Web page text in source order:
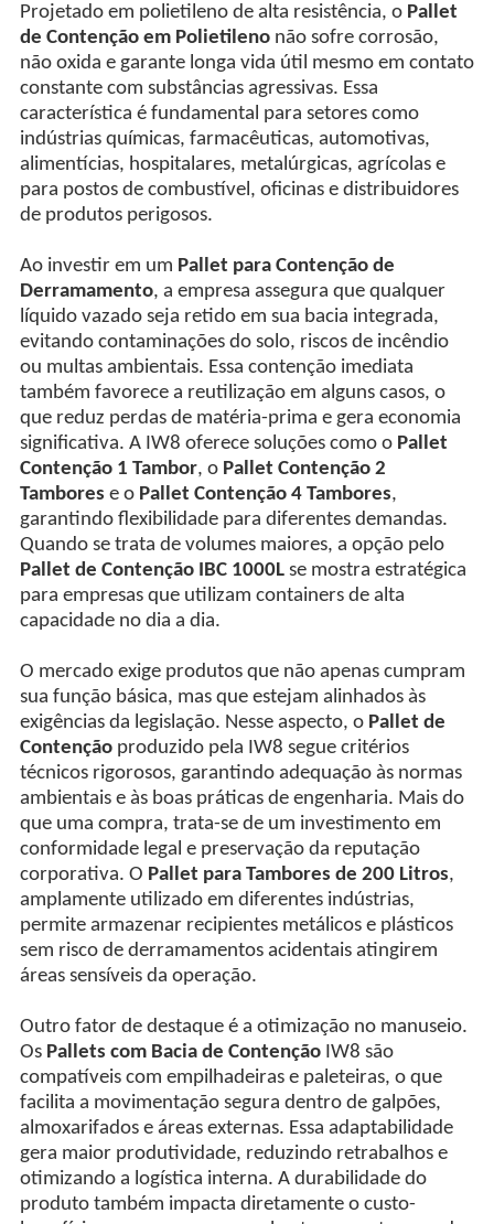
Projetado em polietileno de alta resistência, o Pallet
de Contenção em Polietilenonão sofre corrosão,
não oxida e garante longa vida útil mesmo em contato
constante com substâncias agressivas. Essa
característica é fundamental para setores como
indústrias químicas, farmacêuticas, automotivas,
alimentícias, hospitalares, metalúrgicas, agrícolas e
para postos de combustível, oficinas e distribuidores
de produtos perigosos.
Ao investir em um Pallet para Contenção de
Derramamento, a empresa assegura que qualquer
líquido vazado seja retido em sua bacia integrada,
evitando contaminações do solo, riscos de incêndio
ou multas ambientais. Essa contenção imediata
também favorece a reutilização em alguns casos, o
que reduz perdas de matéria-prima e gera economia
significativa. A IW8 oferece soluções como o Pallet
Contenção 1 Tambor, o Pallet Contenção 2
Tambores e o Pallet Contenção 4 Tambores,
garantindo flexibilidade para diferentes demandas.
Quando se trata de volumes maiores, a opção pelo
Pallet de Contenção IBC 1000Lse mostra estratégica
para empresas que utilizam containers de alta
capacidade no dia a dia.
O mercado exige produtos que não apenas cumpram
sua função básica, mas que estejam alinhados às
exigências da legislação. Nesse aspecto, o Pallet de
Contençãoproduzido pela IW8 segue critérios
técnicos rigorosos, garantindo adequação às normas
ambientais e às boas práticas de engenharia. Mais do
que uma compra, trata-se de um investimento em
conformidade legal e preservação da reputação
corporativa. O Pallet para Tambores de 200 Litros,
amplamente utilizado em diferentes indústrias,
permite armazenar recipientes metálicos e plásticos
sem risco de derramamentos acidentais atingirem
áreas sensíveis da operação.
Outro fator de destaque é a otimização no manuseio.
Os Pallets com Bacia de ContençãoIW8 são
compatíveis com empilhadeiras e paleteiras, o que
facilita a movimentação segura dentro de galpões,
almoxarifados e áreas externas. Essa adaptabilidade
gera maior produtividade, reduzindo retrabalhos e
otimizando a logística interna. A durabilidade do
produto também impacta diretamente o custo-